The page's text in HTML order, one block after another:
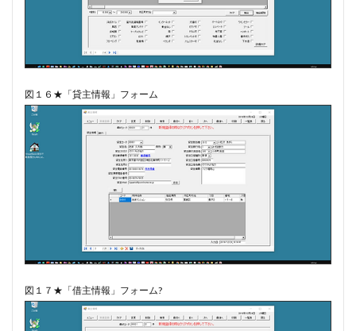
図１６★「貸主情報」フォーム
図１７★「借主情報」フォーム?